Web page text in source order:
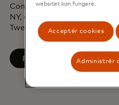
Contemporary African
NY, og er den stolte
Twenty, Inc., en lille
Følg på LinkedIn
opens in a new tab
websitet kan fungere.
Acceptér cookies
Administrér